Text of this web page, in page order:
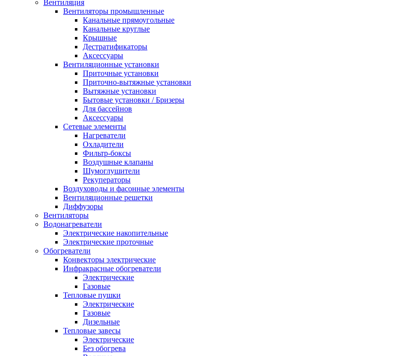
Вентиляция
Вентиляторы промышленные
Канальные прямоугольные
Канальные круглые
Крышные
Дестратификаторы
Аксессуары
Вентиляционные установки
Приточные установки
Приточно-вытяжные установки
Вытяжные установки
Бытовые установки / Бризеры
Для бассейнов
Аксессуары
Сетевые элементы
Нагреватели
Охладители
Фильтр-боксы
Воздушные клапаны
Шумоглушители
Рекуператоры
Воздуховоды и фасонные элементы
Вентиляционные решетки
Диффузоры
Вентиляторы
Водонагреватели
Электрические накопительные
Электрические проточные
Обогреватели
Конвекторы электрические
Инфракрасные обогреватели
Электрические
Газовые
Тепловые пушки
Электрические
Газовые
Дизельные
Тепловые завесы
Электрические
Без обогрева